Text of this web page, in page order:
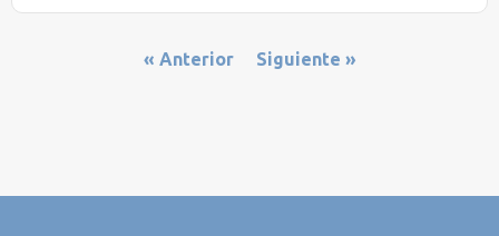
« Anterior Siguiente »